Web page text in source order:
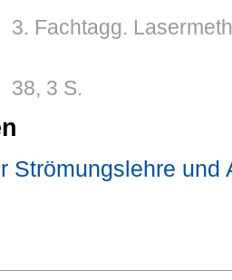
3. Fachtagg.
38, 3 S.
Strömungslehre